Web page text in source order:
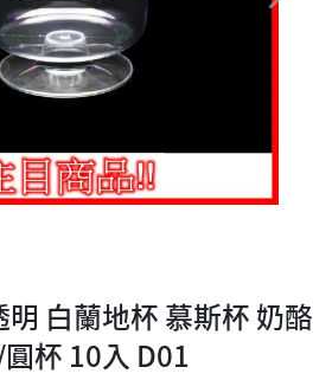
明 白蘭地杯 慕斯杯 奶酪
杯 10入 D01